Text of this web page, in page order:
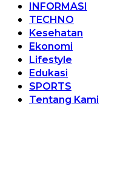
INFORMASI
TECHNO
Kesehatan
Ekonomi
Lifestyle
Edukasi
SPORTS
Tentang Kami